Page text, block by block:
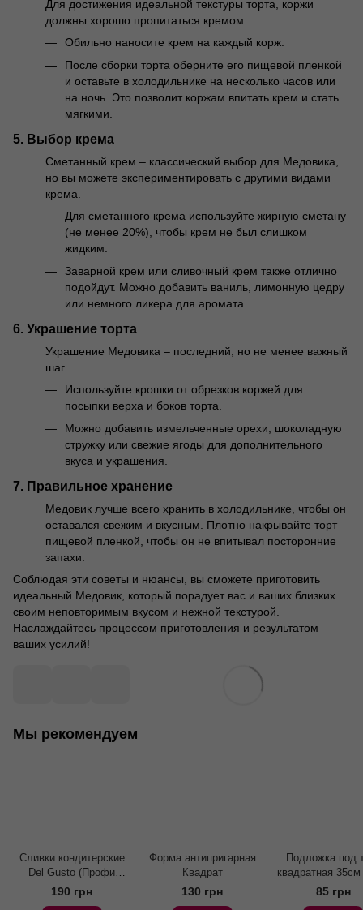
Для достижения идеальной текстуры торта, коржи
должны хорошо пропитаться кремом.
Обильно наносите крем на каждый корж.
После сборки торта оберните его пищевой пленкой
и оставьте в холодильнике на несколько часов или
на ночь. Это позволит коржам впитать крем и стать
мягкими.
5. Выбор крема
Сметанный крем – классический выбор для Медовика,
но вы можете экспериментировать с другими видами
крема.
Для сметанного крема используйте жирную сметану
(не менее 20%), чтобы крем не был слишком
жидким.
Заварной крем или сливочный крем также отлично
подойдут. Можно добавить ваниль, лимонную цедру
или немного ликера для аромата.
6. Украшение торта
Украшение Медовика – последний, но не менее важный
шаг.
Используйте крошки от обрезков коржей для
посыпки верха и боков торта.
Можно добавить измельченные орехи, шоколадную
стружку или свежие ягоды для дополнительного
вкуса и украшения.
7. Правильное хранение
Медовик лучше всего хранить в холодильнике, чтобы он
оставался свежим и вкусным. Плотно накрывайте торт
пищевой пленкой, чтобы он не впитывал посторонние
запахи.
Соблюдая эти советы и нюансы, вы сможете приготовить
идеальный Медовик, который порадует вас и ваших близких
своим неповторимым вкусом и нежной текстурой.
Наслаждайтесь процессом приготовления и результатом
ваших усилий!
Мы рекомендуем
Сливки кондитерские
Del Gusto (Профи
Крем) 26%, 1л
190 грн
Форма антипригарная
Квадрат
130 грн
Подложка под
квадратная
85 грн